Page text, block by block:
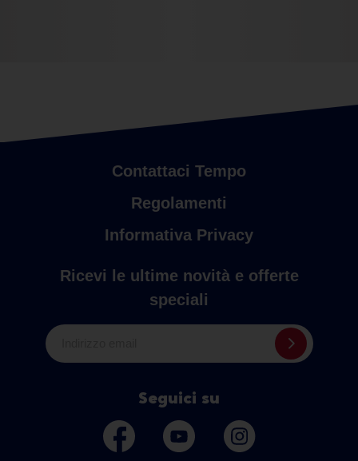
Contattaci Tempo
Regolamenti
Informativa Privacy
Ricevi le ultime novità e offerte
speciali
Seguici su